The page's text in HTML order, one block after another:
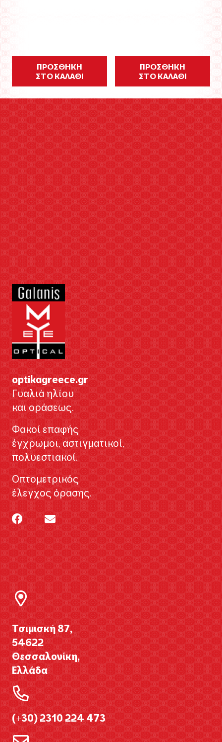
ΠΡΟΣΘΗΚΗ
ΣΤΟ ΚΑΛΑΘΙ
ΠΡΟΣΘΗΚΗ
ΣΤΟ ΚΑΛΑΘΙ
optikagreece.gr
Γυαλιά ηλίου
και οράσεως.
Φακοί επαφής
έγχρωμοι, αστιγματικοί,
πολυεστιακοί.
Οπτομετρικός
έλεγχος όρασης.
Τσιμισκή 87,
54622
Θεσσαλονίκη,
Ελλάδα
(+30) 2310 224 473